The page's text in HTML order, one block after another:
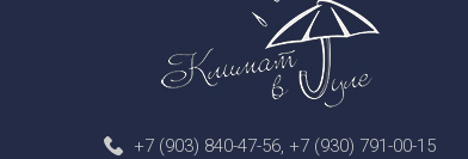
+7 (903) 840-47-56, +7 (930) 791-00-15